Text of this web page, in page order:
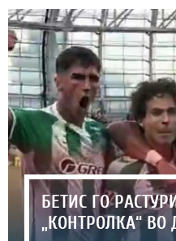
БЕТИС ГО
„КОНТРОЛКА“